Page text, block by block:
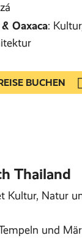
Oaxaca:
BUCHEN
Thailand
Kultur, Natur
und